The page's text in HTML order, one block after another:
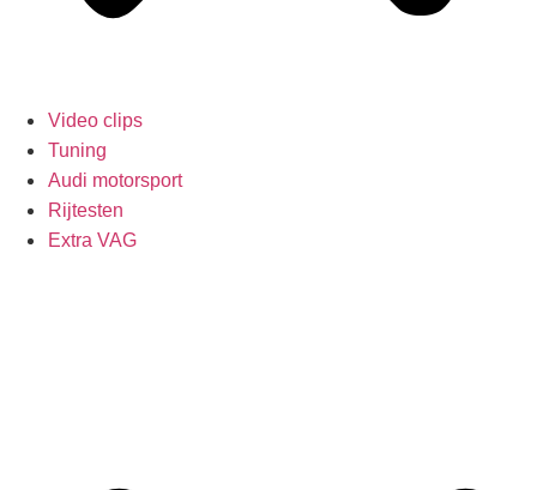
Video clips
Tuning
Audi motorsport
Rijtesten
Extra VAG